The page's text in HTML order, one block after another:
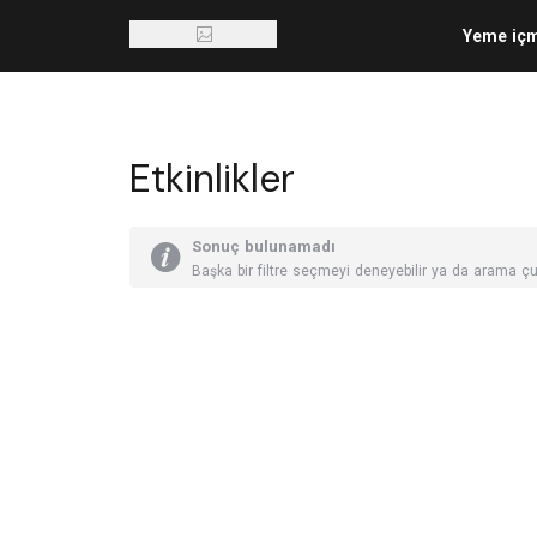
Yeme
Etkinlikler
Sonuç bulunamadı
Başka bir filtre seçmeyi deneyebilir ya da arama